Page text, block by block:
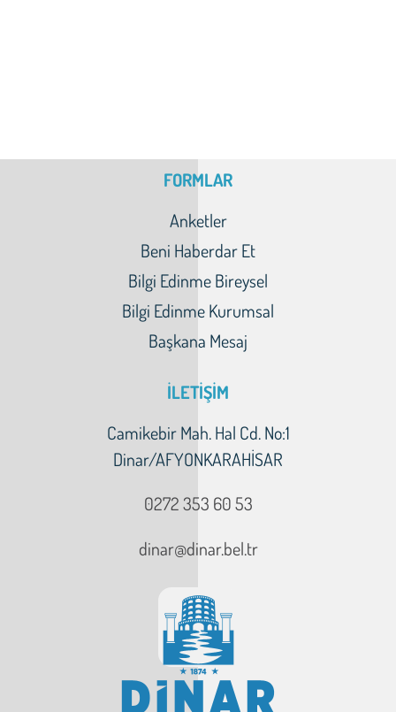
FORMLAR
Anketler
Beni Haberdar Et
Bilgi Edinme Bireysel
Bilgi Edinme Kurumsal
Başkana Mesaj
İLETİŞİM
Camikebir Mah. Hal Cd. No:1
Dinar/AFYONKARAHİSAR
0272 353 60 53
dinar@dinar.bel.tr